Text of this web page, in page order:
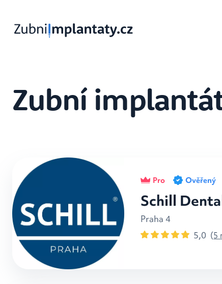
Zubní
Pro Ověřený
Schill
Praha 4
5,0 (5